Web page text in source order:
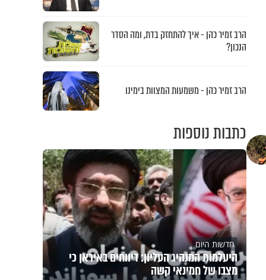
הרב זמיר כהן - איך להתחזק בדת, ומה הסדר
הנכון?
הרב זמיר כהן - משמעות המצוות בימינו
כתבות נוספות
חדשות היום
היעלמות המנהיג העליון: דיווחים באיראן כי
מצבו של חמינאי קשה